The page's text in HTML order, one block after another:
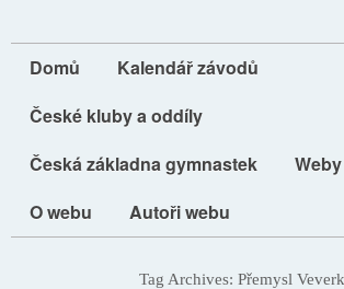
Domů
Kalendář závodů
České kluby a oddíly
Česká základna gymnastek
O webu
Autoři webu
Tag Archives: Přemysl